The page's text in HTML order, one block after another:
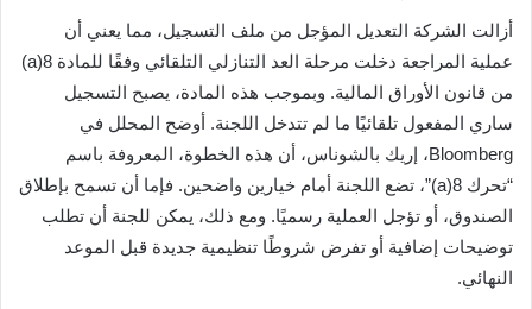
أزالت الشركة التعديل المؤجل من ملف التسجيل، مما يعني أن
عملية المراجعة دخلت مرحلة العد التنازلي التلقائي وفقًا للمادة 8(a)
من قانون الأوراق المالية. وبموجب هذه المادة، يصبح التسجيل
ساري المفعول تلقائيًا ما لم تتدخل اللجنة. أوضح المحلل في
Bloomberg، إريك بالشوناس، أن هذه الخطوة، المعروفة باسم
“تحرك 8(a)”، تضع اللجنة أمام خيارين واضحين. فإما أن تسمح بإطلاق
الصندوق، أو تؤجل العملية رسميًا. ومع ذلك، يمكن للجنة أن تطلب
توضيحات إضافية أو تفرض شروطًا تنظيمية جديدة قبل الموعد
النهائي.